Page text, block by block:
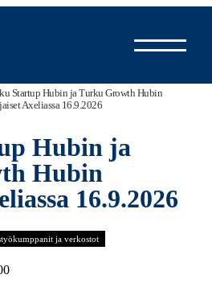
Startup Hubin ja Turku Growth Hubin
Axeliassa 16.9.2026
Hubin ja
Hubin
16.9.2026
ja verkostot